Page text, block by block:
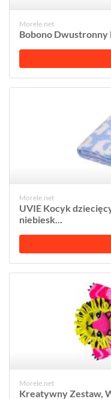
Morele.net
Bobono
Morele.net
UVIE Kocyk
niebiesk...
Morele.net
Kreatywny Zestaw,